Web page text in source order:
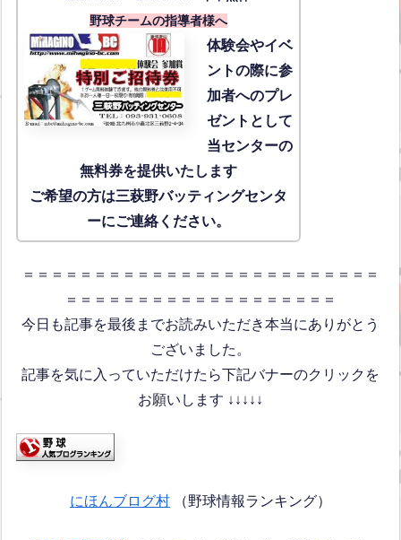
野球チームの指導者様へ
体験会やイベ
ントの際に参
加者へのプレ
ゼントとして
当センターの
無料券を提供いたします
ご希望の方は三萩野バッティングセンタ
ーにご連絡ください。
＝＝＝＝＝＝＝＝＝＝＝＝＝＝＝＝＝＝＝＝＝＝＝＝＝
＝＝＝＝＝＝＝＝＝＝＝＝＝＝＝＝＝＝＝
今日も記事を最後までお読みいただき本当にありがとう
ございました。
記事を気に入っていただけたら下記バナーのクリックを
お願いします ↓↓↓↓↓
にほんブログ村 （野球情報ランキング）